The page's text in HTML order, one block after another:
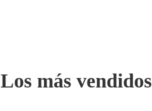
Los más vendidos